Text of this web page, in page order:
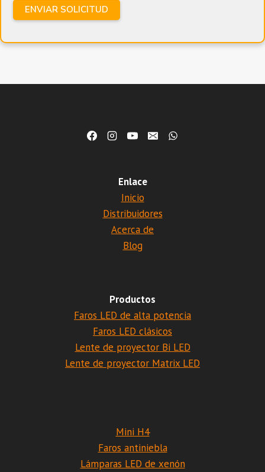
Enlace
Inicio
Distribuidores
Acerca de
Blog
Productos
Faros LED de alta potencia
Faros LED clásicos
Lente de proyector Bi LED
Lente de proyector Matrix LED
Mini H4
Faros antiniebla
Lámparas LED de xenón